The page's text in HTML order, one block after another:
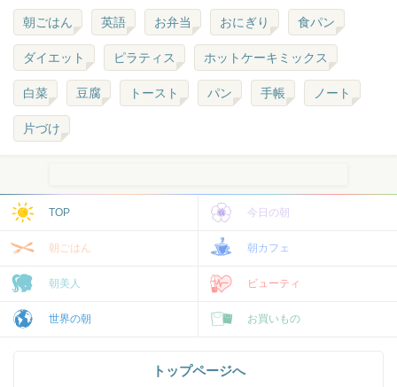
朝ごはん 英語 お弁当 おにぎり 食パン
ダイエット ピラティス ホットケーキミックス
白菜 豆腐 トースト パン 手帳 ノート
片づけ
TOP 今日の朝
朝ごはん 朝カフェ
朝美人 ビューティ
世界の朝 お買いもの
トップページへ